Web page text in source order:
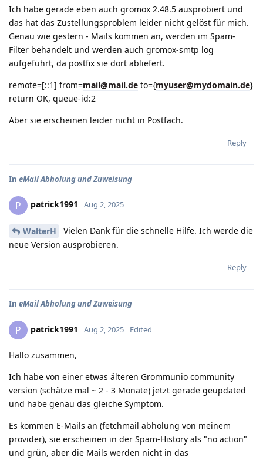
Ich habe gerade eben auch gromox 2.48.5 ausprobiert und
das hat das Zustellungsproblem leider nicht gelöst für mich.
Genau wie gestern - Mails kommen an, werden im Spam-
Filter behandelt und werden auch gromox-smtp log
aufgeführt, da postfix sie dort abliefert.
remote=[::1] from=mail@mail.de to={myuser@mydomain.de}
return OK, queue-id:2
Aber sie erscheinen leider nicht in Postfach.
Reply
In eMail Abholung und Zuweisung
P patrick1991 Aug 2, 2025
WalterH
Vielen Dank für die schnelle Hilfe. Ich werde die
neue Version ausprobieren.
Reply
In eMail Abholung und Zuweisung
P patrick1991 Aug 2, 2025 Edited
Hallo zusammen,
Ich habe von einer etwas älteren Grommunio community
version (schätze mal ~ 2 - 3 Monate) jetzt gerade geupdated
und habe genau das gleiche Symptom.
Es kommen E-Mails an (fetchmail abholung von meinem
provider), sie erscheinen in der Spam-History als "no action"
und grün, aber die Mails werden nicht in das